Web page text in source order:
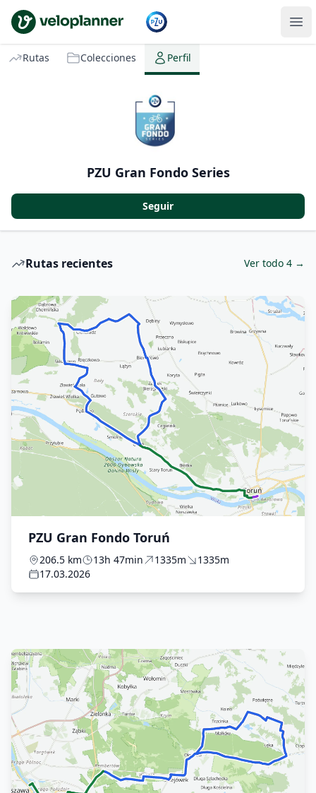
VeloPlanner
Rutas Colecciones Perfil
PZU Gran Fondo Series
Seguir
Rutas recientes Ver todo 4 →
PZU Gran Fondo Toruń
206.5 km 13h 47min 1335m
1335m
17.03.2026